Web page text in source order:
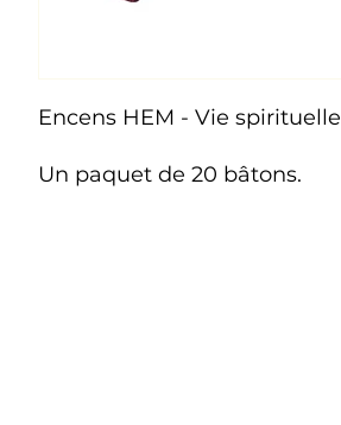
Encens HEM - Vie spirituelle
Un paquet de 20 bâtons.